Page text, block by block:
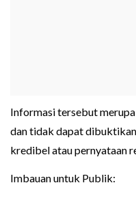
Informasi tersebut
dan tidak dapat
kredibel atau pernyataan
Imbauan untuk Publik: